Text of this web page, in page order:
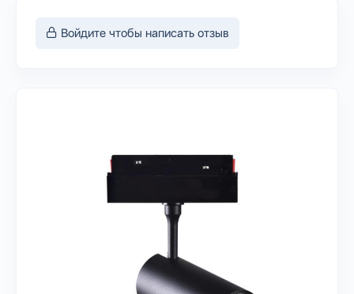
Войдите чтобы написать отзыв